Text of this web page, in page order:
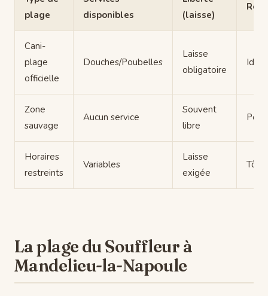
plage
disponibles
(laisse)
Cani-
plage
officielle
Douches/Poubelles
Laisse
obligatoire
Zone
sauvage
Aucun service
Souvent
libre
Horaires
restreints
Variables
Laisse
exigée
Tôt
La plage du Souffleur à
Mandelieu-la-Napoule